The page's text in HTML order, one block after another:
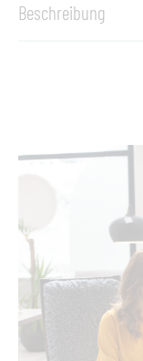
Beschreibung
Aluminium gefertigt
Teakholzlamellen.
Zertifikat
unbehandelt
schöne graue
erfordert.
einem passenden
welcher